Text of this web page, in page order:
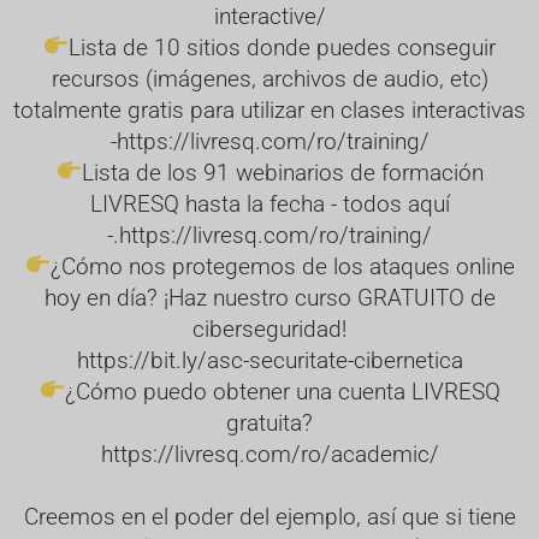
interactive/
Lista de 10 sitios donde puedes conseguir
recursos (imágenes, archivos de audio, etc)
totalmente gratis para utilizar en clases interactivas
-https://livresq.com/ro/training/
Lista de los 91 webinarios de formación
LIVRESQ hasta la fecha - todos aquí
-.https://livresq.com/ro/training/
¿Cómo nos protegemos de los ataques online
hoy en día? ¡Haz nuestro curso GRATUITO de
ciberseguridad!
https://bit.ly/asc-securitate-cibernetica
¿Cómo puedo obtener una cuenta LIVRESQ
gratuita?
https://livresq.com/ro/academic/
Creemos en el poder del ejemplo, así que si tiene